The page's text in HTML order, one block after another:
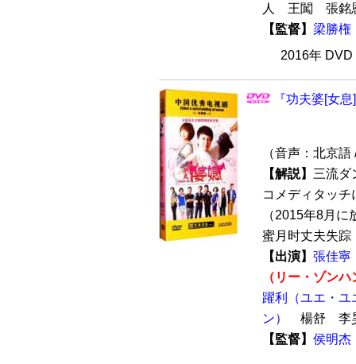
人 王闖 張
【監督】 梁勝権
2016年
『功夫婆[女
（音声：北京
【解説】 三流ダ
コメディタッ
（2015年8月
蜜月时丈夫失踪
【出演】 張佳寧
（リー・ゾンハ
躍利（ユエ・ユ
ン）
楊舒
【監督】 侯明杰